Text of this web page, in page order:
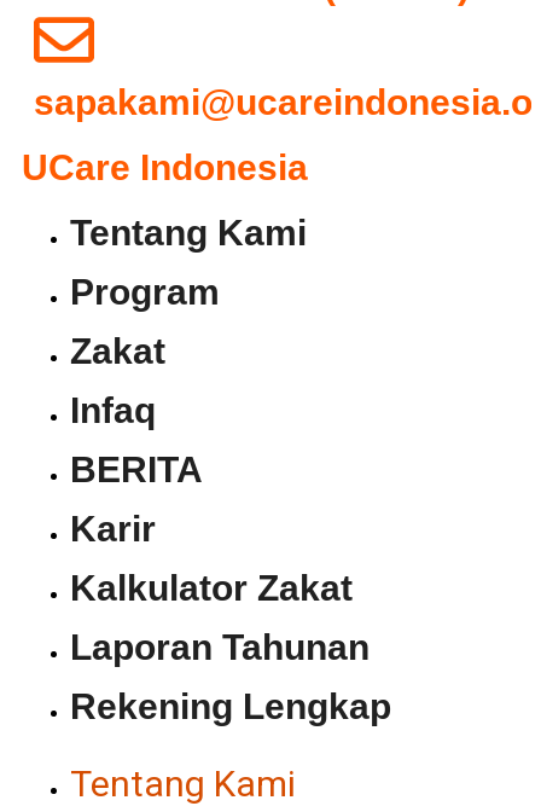
UCare Indonesia
Tentang Kami
Program
Zakat
Infaq
BERITA
Karir
Kalkulator Zakat
Laporan Tahunan
Rekening Lengkap
Tentang Kami